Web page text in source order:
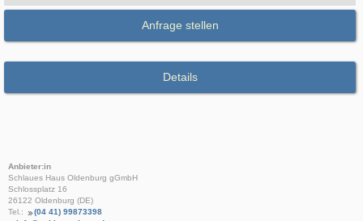
Anfrage stellen
Details
Anbieter:in
Schlaues Haus Oldenburg gGmbH
Schlossplatz 16
26122 Oldenburg (DE)
Tel.:
(04 41) 99873398